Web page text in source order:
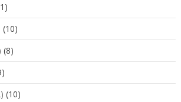
(10)
(8)
(10)